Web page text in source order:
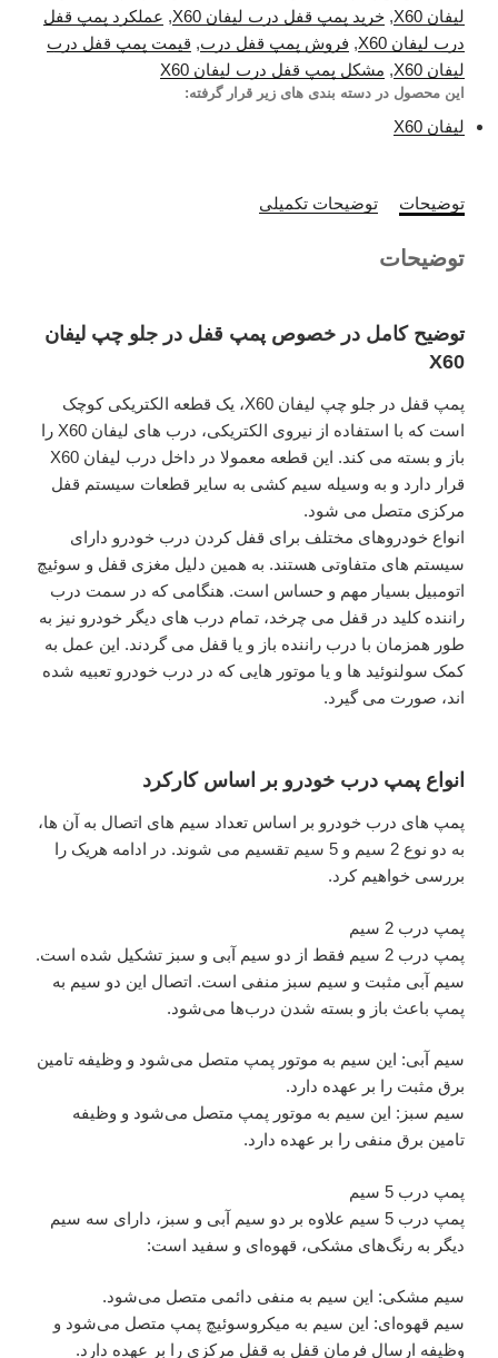
لیفان X60
, خرید پمپ قفل درب لیفان X60 , عملکرد پمپ قفل
درب لیفان X60
, فروش پمپ قفل درب, قیمت پمپ قفل درب
لیفان X60
, مشکل پمپ قفل درب لیفان X60
این محصول در دسته بندی های زیر قرار گرفته:
لیفان X60
توضیحات توضیحات تکمیلی
توضیحات
توضیح کامل در خصوص پمپ قفل در جلو چپ لیفان
X60
پمپ قفل در جلو چپ لیفان X60، یک قطعه الکتریکی کوچک
است که با استفاده از نیروی الکتریکی، درب های لیفان X60 را
باز و بسته می کند. این قطعه معمولا در داخل درب لیفان X60
قرار دارد و به وسیله سیم کشی به سایر قطعات سیستم قفل
مرکزی متصل می شود.
انواع خودروهای مختلف برای قفل کردن درب خودرو دارای
سیستم های متفاوتی هستند. به همین دلیل مغزی قفل و سوئیچ
اتومبیل بسیار مهم و حساس است. هنگامی که در سمت درب
راننده کلید در قفل می چرخد، تمام درب های دیگر خودرو نیز به
طور همزمان با درب راننده باز و یا قفل می گردند. این عمل به
کمک سولنوئید ها و یا موتور هایی که در درب خودرو تعبیه شده‌
اند، صورت می گیرد.
انواع پمپ درب خودرو بر اساس کارکرد
پمپ های درب خودرو بر اساس تعداد سیم های اتصال به آن ها،
به دو نوع 2 سیم و 5 سیم تقسیم می شوند. در ادامه هریک را
بررسی خواهیم کرد.
پمپ درب 2 سیم
پمپ درب 2 سیم فقط از دو سیم آبی و سبز تشکیل شده است.
سیم آبی مثبت و سیم سبز منفی است. اتصال این دو سیم به
پمپ باعث باز و بسته شدن درب‌ها می‌شود.
سیم آبی: این سیم به موتور پمپ متصل می‌شود و وظیفه تامین
برق مثبت را بر عهده دارد.
سیم سبز: این سیم به موتور پمپ متصل می‌شود و وظیفه
تامین برق منفی را بر عهده دارد.
پمپ درب 5 سیم
پمپ درب 5 سیم علاوه بر دو سیم آبی و سبز، دارای سه سیم
دیگر به رنگ‌های مشکی، قهوه‌ای و سفید است:
سیم مشکی: این سیم به منفی دائمی متصل می‌شود.
سیم قهوه‌ای: این سیم به میکروسوئیچ پمپ متصل می‌شود و
وظیفه ارسال فرمان قفل به قفل مرکزی را بر عهده دارد.